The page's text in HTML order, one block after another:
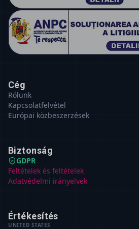
Cég
Rólunk
Kapcsolatfelvétel
Európai közbeszerzések
Biztonság
GDPR
Feltételek és feltételek
Adatvédelmi irányelvek
Értékesítés
UNITED STATES